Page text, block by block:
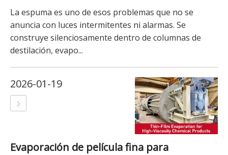
La espuma es uno de esos problemas que no se
anuncia con luces intermitentes ni alarmas. Se
construye silenciosamente dentro de columnas de
destilación, evapo...
2026-01-19
Evaporación de película fina para